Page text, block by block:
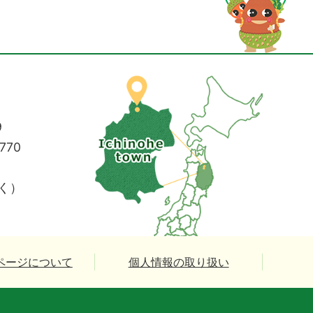
）
ージについて 個人情報の取り扱い